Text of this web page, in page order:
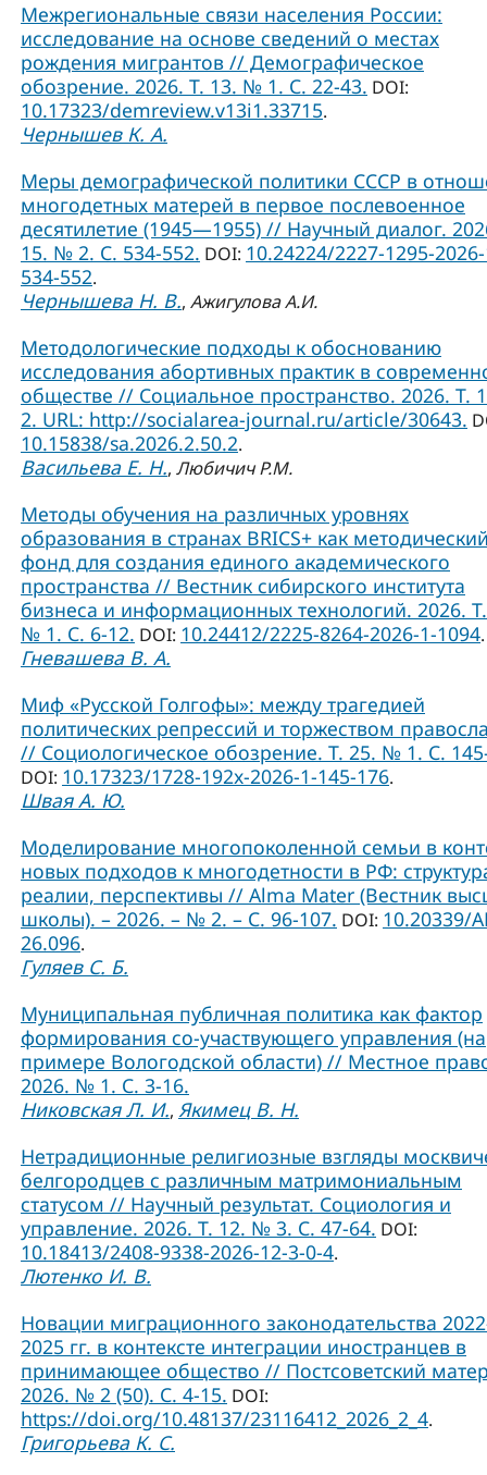
Межрегиональные связи населения России:
исследование на основе сведений о местах
рождения мигрантов // Демографическое
обозрение. 2026. Т. 13. № 1. С. 22-43. DOI:
10.17323/demreview.v13i1.33715.
Чернышев К. А.
Меры демографической политики СССР в
многодетных матерей в первое послевоенное
десятилетие (1945—1955) // Научный диалог.
15. № 2. С. 534-552. DOI: 10.24224/2227-1295-
534-552.
Чернышева Н. В., Ажигулова А.И.
Методологические подходы к обоснованию
исследования абортивных практик в
обществе // Социальное пространство. 2026. Т.
2. URL: http://socialarea-journal.ru/article/30643.
10.15838/sa.2026.2.50.2.
Васильева Е. Н., Любичич Р.М.
Методы обучения на различных уровнях
образования в странах BRICS+ как
фонд для создания единого академического
пространства // Вестник сибирского института
бизнеса и информационных технологий. 2026.
№ 1. С. 6-12. DOI: 10.24412/2225-8264-2026-1-1094.
Гневашева В. А.
Миф «Русской Голгофы»: между трагедией
политических репрессий и торжеством
// Социологическое обозрение. Т. 25. № 1. С.
DOI: 10.17323/1728-192x-2026-1-145-176.
Швая А. Ю.
Моделирование многопоколенной семьи в
новых подходов к многодетности в РФ:
реалии, перспективы // Alma Mater (Вестник
школы). – 2026. – № 2. – С. 96-107. DOI: 10.20339/
26.096.
Гуляев С. Б.
Муниципальная публичная политика как фактор
формирования со-участвующего управления (на
примере Вологодской области) // Местное
2026. № 1. С. 3-16.
Никовская Л. И., Якимец В. Н.
Нетрадиционные религиозные взгляды
белгородцев с различным матримониальным
статусом // Научный результат. Социология и
управление. 2026. Т. 12. № 3. С. 47-64. DOI:
10.18413/2408-9338-2026-12-3-0-4.
Лютенко И. В.
Новации миграционного законодательства
2025 гг. в контексте интеграции иностранцев в
принимающее общество // Постсоветский
2026. № 2 (50). С. 4-15. DOI:
https://doi.org/10.48137/23116412_2026_2_4.
Григорьева К. С.